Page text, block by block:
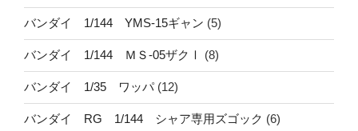
バンダイ 1/144 YMS-15ギャン (5)
バンダイ 1/144 ＭＳ-05ザクⅠ (8)
バンダイ 1/35 ワッパ(12)
バンダイ RG 1/144 シャア専用ズゴック (6)